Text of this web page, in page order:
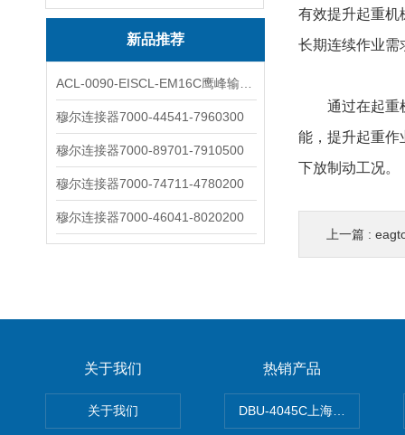
新品推荐
穆尔连接器7000-44541-7960300
穆尔连接器7000-89701-7910500
穆尔连接器7000-74711-4780200
穆尔连接器7000-46041-8020200
有效提升起重机
长期连续作业需
通过在起重机
能，提升起重作
下放制动工况。
上一篇 :
关于我们
关于我们
热销产品
DBU-4045C上海鹰峰制动单